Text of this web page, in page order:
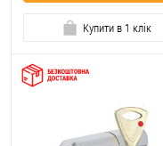
Купити в 1 клік